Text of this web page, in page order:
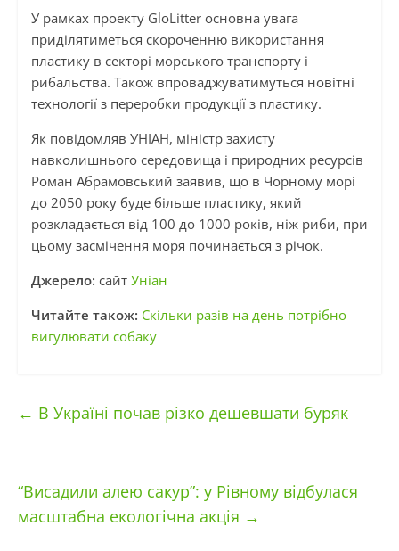
У рамках проекту GloLitter основна увага
приділятиметься скороченню використання
пластику в секторі морського транспорту і
рибальства. Також впроваджуватимуться новітні
технології з переробки продукції з пластику.
Як повідомляв УНІАН, міністр захисту
навколишнього середовища і природних ресурсів
Роман Абрамовський заявив, що в Чорному морі
до 2050 року буде більше пластику, який
розкладається від 100 до 1000 років, ніж риби, при
цьому засмічення моря починається з річок.
Джерело: сайт Уніан
Читайте також: Скільки разів на день потрібно
вигулювати собаку
← В Україні почав різко дешевшати буряк
“Висадили алею сакур”: у Рівному відбулася
масштабна екологічна акція →